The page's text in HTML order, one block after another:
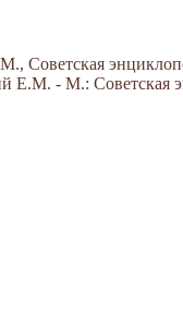
Е.М. - М.: Советская